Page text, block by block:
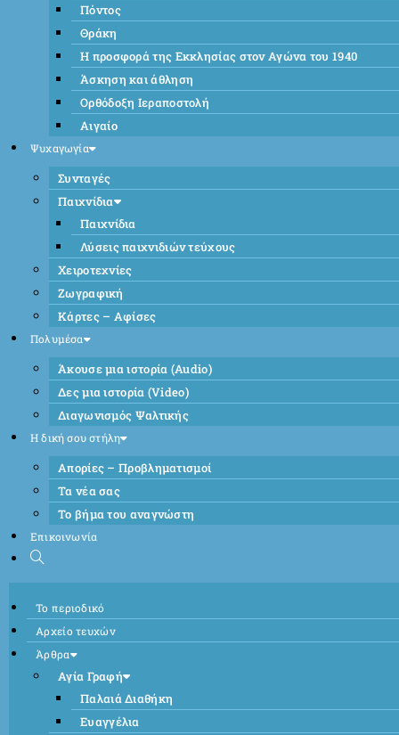
Πόντος
Θράκη
Η προσφορά της Εκκλησίας στον Αγώνα του 1940
Άσκηση και άθληση
Ορθόδοξη Ιεραποστολή
Αιγαίο
Ψυχαγωγία
Συνταγές
Παιχνίδια
Παιχνίδια
Λύσεις παιχνιδιών τεύχους
Χειροτεχνίες
Ζωγραφική
Κάρτες – Αφίσες
Πολυμέσα
Άκουσε μια ιστορία (Audio)
Δες μια ιστορία (Video)
Διαγωνισμός Ψαλτικής
Η δική σου στήλη
Απορίες – Προβληματισμοί
Τα νέα σας
Το βήμα του αναγνώστη
Επικοινωνία
Το περιοδικό
Αρχείο τευχών
Άρθρα
Αγία Γραφή
Παλαιά Διαθήκη
Ευαγγέλια